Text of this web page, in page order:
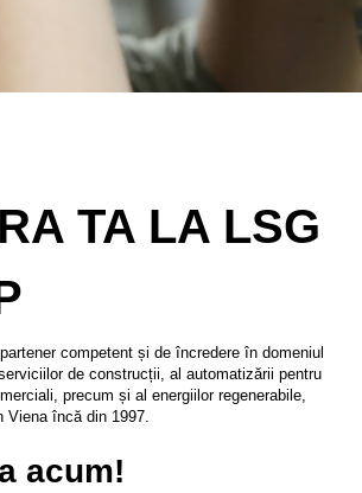
TA LA LSG
competent și de încredere în domeniul
de construcții, al automatizării pentru
precum și al energiilor regenerabile,
Viena încă din 1997.
acum!